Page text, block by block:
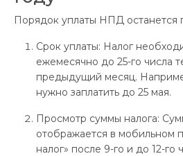
Порядок уплаты НПД останется
Срок уплаты: Налог
ежемесячно до 25-го числа
предыдущий месяц.
нужно заплатить до 25 мая.
Просмотр суммы налога:
отображается в мобильном
налог» после 9-го и до 12-